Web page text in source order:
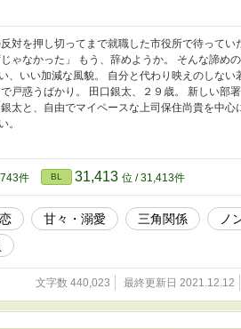
対を押し切ってまで就職した市役所で待ってい
ゃなかった」 もう、辞めようか。 そんな諦め
、いい加減な風貌。 自分と代わり映えのしない
戸惑うばかり。 田口銀太、２９歳。 新しい部
太と、自由でマイペースな上司保住尚貴を中心
。
件 BL 31,413 位 / 31,413件
甘々・溺愛 三角関係
ノ
文字数 440,023 最終更新日 2021.12.12